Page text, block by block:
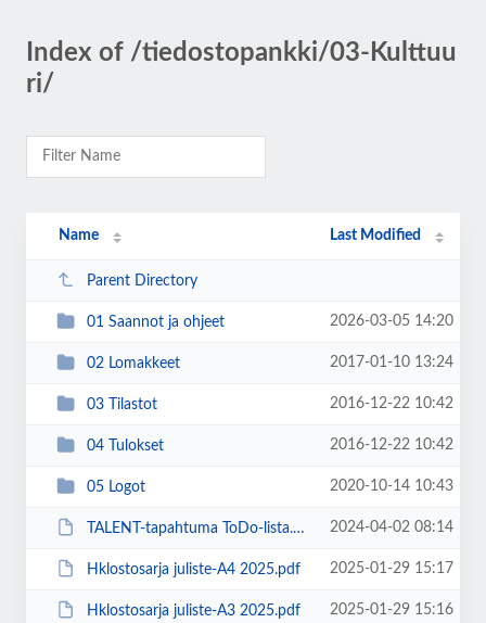
Index of /tiedostopankki/03-Kulttuu
ri/
Name Last Modified
Parent Directory
01 Saannot ja ohjeet 2026-03-05 14:20
02 Lomakkeet 2017-01-10 13:24
03 Tilastot 2016-12-22 10:42
04 Tulokset 2016-12-22 10:42
05 Logot 2020-10-14 10:43
TALENT-tapahtuma ToDo-lista.docx 2024-04-02 08:14
Hklostosarja juliste-A4 2025.pdf 2025-01-29 15:17
Hklostosarja juliste-A3 2025.pdf 2025-01-29 15:16